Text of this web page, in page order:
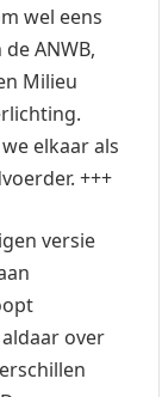
wel eens
ANWB,
Milieu
elkaar als
+++
versie
over